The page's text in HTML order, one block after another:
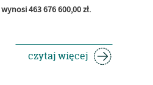
463 676 600,00 zł.
czytaj więcej